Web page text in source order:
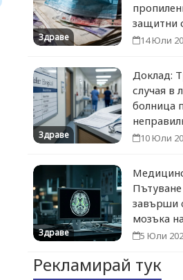
Здраве
защитни
14 Юли
Здраве
Доклад:
случая в
болница
10 Юли
Здраве
завърши
мозъка
5 Юли
Рекламирай тук